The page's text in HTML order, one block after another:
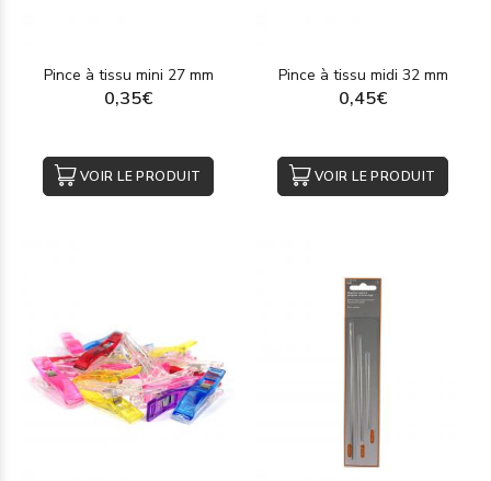
Pince à tissu mini 27 mm
0,35€
VOIR LE PRODUIT
Pince à tissu midi 32 mm
0,45€
VOIR LE PRODUIT